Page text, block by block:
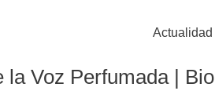
Actualidad
Voz Perfumada |